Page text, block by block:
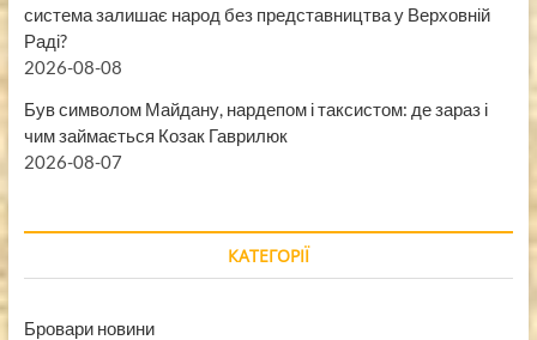
система залишає народ без представництва у Верховній
Раді?
2026-08-08
Був символом Майдану, нардепом і таксистом: де зараз і
чим займається Козак Гаврилюк
2026-08-07
КАТЕГОРІЇ
Бровари новини